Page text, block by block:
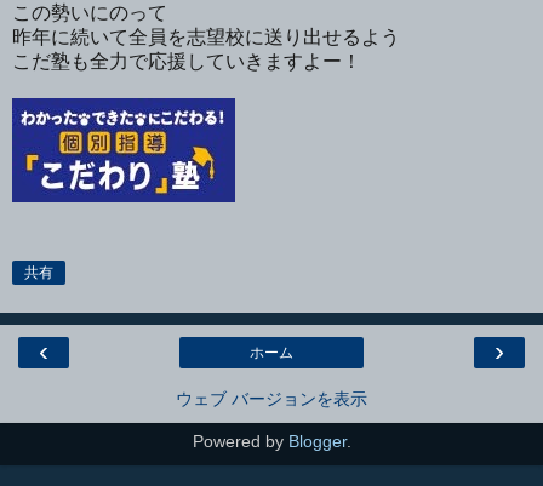
この勢いにのって
昨年に続いて全員を志望校に送り出せるよう
こだ塾も全力で応援していきますよー！
共有
‹ ›
ホーム
ウェブ バージョンを表示
Powered by Blogger.